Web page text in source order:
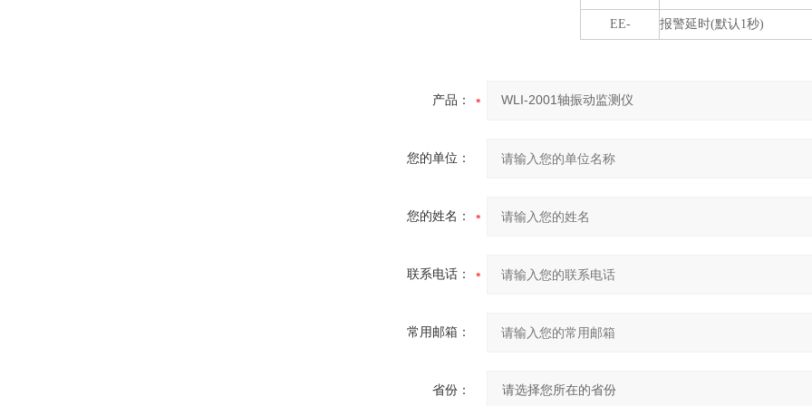
EE- 报警延时(默认 1秒)
产品：
您的单位：
您的姓名：
联系电话：
常用邮箱：
省份：